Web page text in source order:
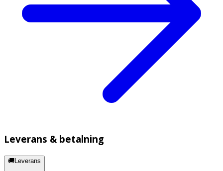
Leverans & betalning
🚚Leverans